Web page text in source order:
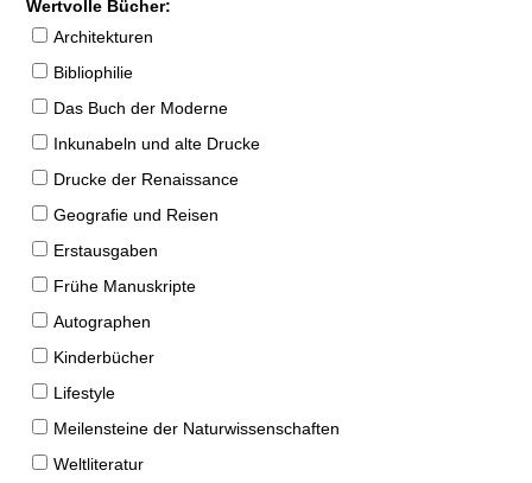
Wertvolle Bücher:
Architekturen
Bibliophilie
Das Buch der Moderne
Inkunabeln und alte Drucke
Drucke der Renaissance
Geografie und Reisen
Erstausgaben
Frühe Manuskripte
Autographen
Kinderbücher
Lifestyle
Meilensteine der Naturwissenschaften
Weltliteratur